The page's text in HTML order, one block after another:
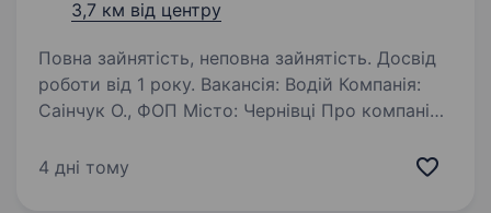
3,7 км від центру
Повна зайнятість, неповна зайнятість. Досвід
роботи від 1 року. Вакансія: Водій Компанія:
Саінчук О., ФОП Місто: Чернівці Про компанію:
втілює у життя традиції випікання смачних
4 дні тому